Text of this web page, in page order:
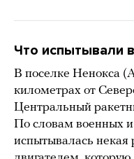
Что испытывали
В поселке Ненокса
километрах от
Центральный
По словам военных и
испытывалась некая